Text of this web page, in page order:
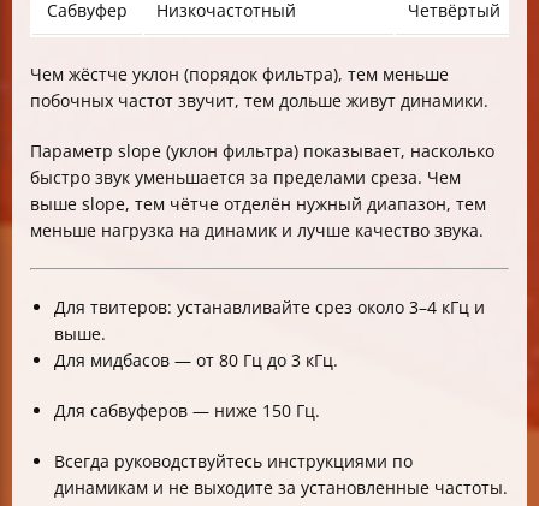
Сабвуфер Низкочастотный Четвёртый
Чем жёстче уклон (порядок фильтра), тем меньше
побочных частот звучит, тем дольше живут динамики.
Параметр slope (уклон фильтра) показывает, насколько
быстро звук уменьшается за пределами среза. Чем
выше slope, тем чётче отделён нужный диапазон, тем
меньше нагрузка на динамик и лучше качество звука.
Для твитеров: устанавливайте срез около 3–4 кГц и
выше.
Для мидбасов — от 80 Гц до 3 кГц.
Для сабвуферов — ниже 150 Гц.
Всегда руководствуйтесь инструкциями по
динамикам и не выходите за установленные частоты.